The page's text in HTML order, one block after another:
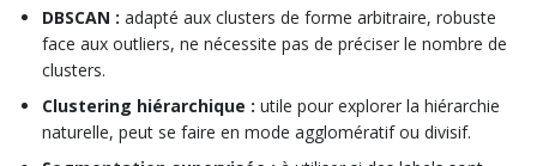
DBSCAN : adapté aux clusters de forme arbitraire, robuste
face aux outliers, ne nécessite pas de préciser le nombre de
clusters.
Clustering hiérarchique : utile pour explorer la hiérarchie
naturelle, peut se faire en mode agglomératif ou divisif.